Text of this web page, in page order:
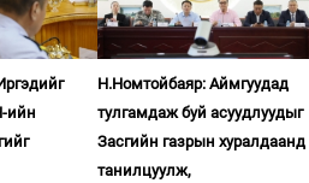
ийн
Н.Номтойбаяр: Аймгуудад
тулгамдаж буй асуудлуудыг
Засгийн газрын хуралдаанд
танилцуулж,